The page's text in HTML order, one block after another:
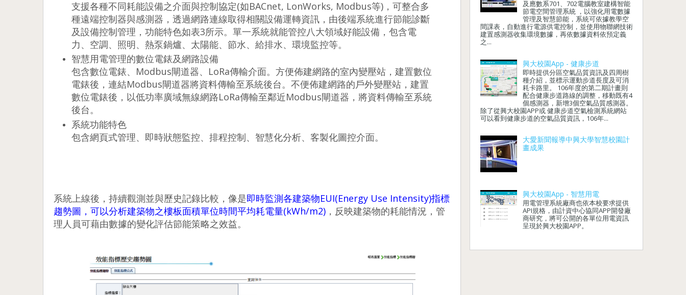
支援各種不同耗能設備之介面與控制協定(如BACnet, LonWorks, Modbus等)，可整合多
種遠端控制器與感測器，透過網路連線取得相關設備運轉資訊，由後端系統進行節能診斷
及設備控制管理，功能特色如表3所示。單一系統就能管控八大領域好能設備，包含電
力、空調、照明、熱泵鍋爐、太陽能、節水、給排水、環境監控等。
智慧用電管理的數位電錶及網路設備
包含數位電錶、Modbus閘道器、LoRa傳輸介面。方便佈建網路的室內變壓站，建置數位
電錶後，連結Modbus閘道器將資料傳輸至系統後台。不便佈建網路的戶外變壓站，建置
數位電錶後，以低功率廣域無線網路LoRa傳輸至鄰近Modbus閘道器，將資料傳輸至系統
後台。
系統功能特色
包含網頁式管理、即時狀態監控、排程控制、智慧化分析、客製化圖控介面。
系統上線後，持續觀測並與歷史記錄比較，像是即時監測各建築物EUI(Energy Use Intensity)指標
趨勢圖，可以分析建築物之樓板面積單位時間平均耗電量(kWh/m2) ，反映建築物的耗能情況，管
理人員可藉由數據的變化評估節能策略之效益。
及應數系701、702電腦教室建構智能
節電空間管理系統 ，以強化用電數據
管理及智慧節能，系統可依據教學空
間課表，自動進行電源供電控制，並使用物聯網技術
建置感測器收集環境數據，再依數據資料依預定義
之...
興大校園App - 健康步道
即時提供分區空氣品質資訊及四周樹
種介紹，並標示運動步道長度及可消
耗卡路里。 106年度的第二期計畫則
配合健康步道路線的調整，移動既有4
個感測器，新增3個空氣品質感測器。
除了從興大校園APP或 健康步道空氣檢測系統網站
可以看到健康步道的空氣品質資訊，106年...
大愛新聞報導中興大學智慧校園計
畫成果
興大校園App - 智慧用電
用電管理系統廠商也依本校要求提供
API規格，由計資中心協同APP開發廠
商研究，將可公開的各單位用電資訊
呈現於興大校園APP。